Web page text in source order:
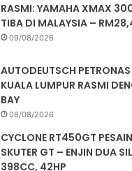
RASMI: YAMAHA XMAX
TIBA DI MALAYSIA –
09/08/2026
AUTODEUTSCH
KUALA LUMPUR RASMI
BAY
08/08/2026
CYCLONE RT450GT
SKUTER GT – ENJIN DUA
398CC, 42HP